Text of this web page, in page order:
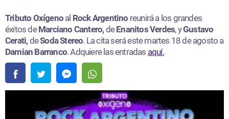
Tributo Oxígeno al Rock Argentino reunirá a los grandes
éxitos deMarciano Cantero,deEnanitos Verdes, yGustavo
Cerati,deSoda Stereo. La cita será este martes 18 de agosto a
Damian Barranco. Adquiere las entradas aquí.